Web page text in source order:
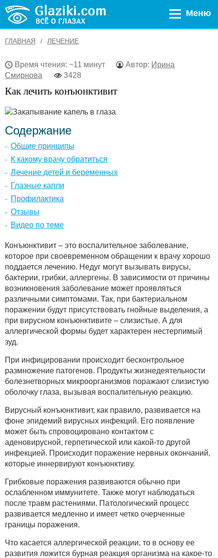
Меню
ГЛАВНАЯ ЛЕЧЕНИЕ
Время чтения: ~11 минут Автор: Ирина
Смирнова
3428
Как лечить конъюнктивит
Содержание
Общие принципы
К какому врачу обратиться
Лечение детей и беременных
Глазные капли
Профилактика
Отзывы
Видео по теме
Конъюнктивит – это воспалительное заболевание,
которое при своевременном обращении к врачу хорошо
поддается лечению. Недуг могут вызывать вирусы,
бактерии, грибки, аллергены. В зависимости от причины
возникновения заболевание может проявляться
различными симптомами. Так, при бактериальном
поражении будут присутствовать гнойные выделения, а
при вирусном конъюнктивите – слизистые. А для
аллергической формы будет характерен нестерпимый
зуд.
При инфицировании происходит бесконтрольное
размножение патогенов. Продукты жизнедеятельности
болезнетворных микроорганизмов поражают слизистую
оболочку глаза, вызывая воспалительную реакцию.
Вирусный конъюнктивит, как правило, развивается на
фоне эпидемий вирусных инфекций. Его появление
может быть спровоцировано контактом с
аденовирусной, герпетической или какой-то другой
инфекцией. Происходит поражение нервных окончаний,
которые иннервируют конъюнктиву.
Грибковые поражения развиваются обычно при
ослабленном иммунитете. Также могут наблюдаться
после травм растениями. Патологический процесс
развивается медленно и имеет четко очерченные
границы поражения.
Что касается аллергической реакции, то в основу ее
развития ложится бурная реакция организма на какое-то